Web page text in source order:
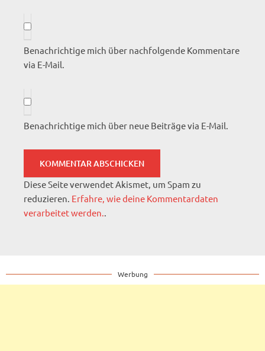
Benachrichtige mich über nachfolgende Kommentare
via E-Mail.
Benachrichtige mich über neue Beiträge via E-Mail.
Diese Seite verwendet Akismet, um Spam zu
reduzieren. Erfahre, wie deine Kommentardaten
verarbeitet werden..
Werbung